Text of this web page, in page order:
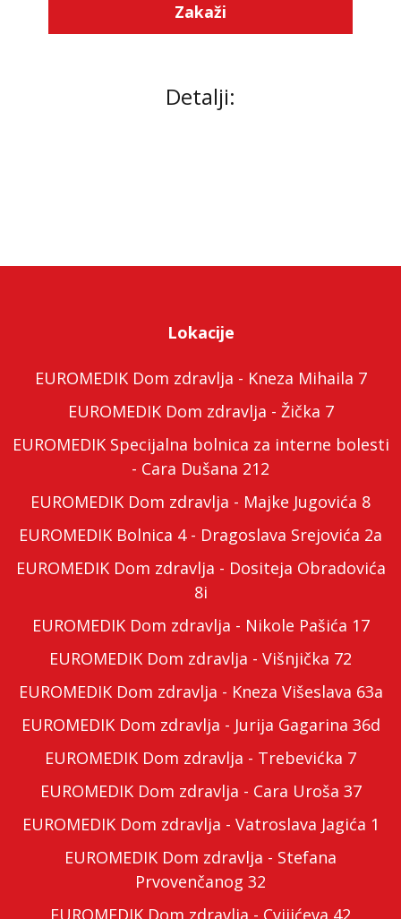
Zakaži
Detalji:
Lokacije
EUROMEDIK Dom zdravlja - Kneza Mihaila 7
EUROMEDIK Dom zdravlja - Žička 7
EUROMEDIK Specijalna bolnica za interne bolesti
- Cara Dušana 212
EUROMEDIK Dom zdravlja - Majke Jugovića 8
EUROMEDIK Bolnica 4 - Dragoslava Srejovića 2a
EUROMEDIK Dom zdravlja - Dositeja Obradovića
8i
EUROMEDIK Dom zdravlja - Nikole Pašića 17
EUROMEDIK Dom zdravlja - Višnjička 72
EUROMEDIK Dom zdravlja - Kneza Višeslava 63a
EUROMEDIK Dom zdravlja - Jurija Gagarina 36d
EUROMEDIK Dom zdravlja - Trebevićka 7
EUROMEDIK Dom zdravlja - Cara Uroša 37
EUROMEDIK Dom zdravlja - Vatroslava Jagića 1
EUROMEDIK Dom zdravlja - Stefana
Prvovenčanog 32